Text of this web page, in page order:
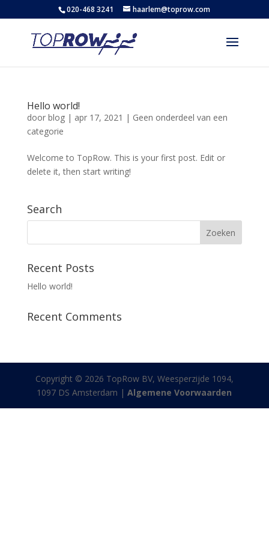
020-468 3241 haarlem@toprow.com
Hello world!
door blog| apr 17, 2021 | Geen onderdeel van een
categorie
Welcome to TopRow. This is your first post. Edit or
delete it, then start writing!
Search
Recent Posts
Hello world!
Recent Comments
Copyright © 2026 TopRow BV, Weesperzijde 1094,
1097 DS Amsterdam |Algemene Voorwaarden